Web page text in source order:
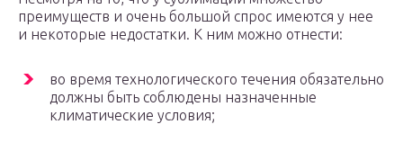
преимуществ и очень большой спрос имеются у нее
и некоторые недостатки. К ним можно отнести:
во время технологического течения обязательно
должны быть соблюдены назначенные
климатические условия;